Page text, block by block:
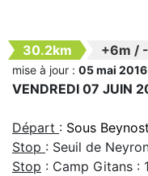
30.2km +6m /
mise à jour : 05 mai 2016
VENDREDI 07 JUIN
Départ : Sous
Stop : Seuil de
Stop : Camp Gitans :